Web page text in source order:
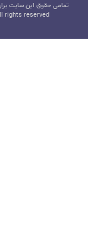
تمامی حقوق این سایت
rights reserved